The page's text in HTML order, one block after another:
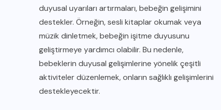
duyusal uyarıları artırmaları, bebeğin gelişimini
destekler. Örneğin, sesli kitaplar okumak veya
müzik dinletmek, bebeğin işitme duyusunu
geliştirmeye yardımcı olabilir. Bu nedenle,
bebeklerin duyusal gelişimlerine yönelik çeşitli
aktiviteler düzenlemek, onların sağlıklı gelişimlerini
destekleyecektir.